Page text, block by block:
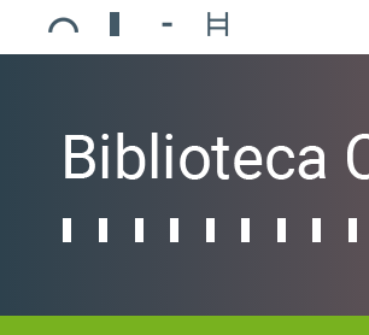
Ajuntament de Mollerussa
Biblioteca Comarcal Jaume Vila
Piscines de Mollerussa